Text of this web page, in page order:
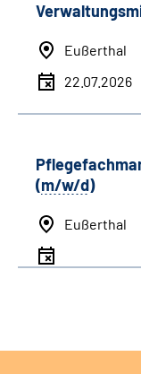
Eußerthal
22.07.2026
(m/w/d)
Eußerthal